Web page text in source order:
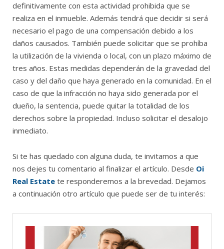
definitivamente con esta actividad prohibida que se
realiza en el inmueble. Además tendrá que decidir si será
necesario el pago de una compensación debido a los
daños causados. También puede solicitar que se prohíba
la utilización de la vivienda o local, con un plazo máximo de
tres años. Estas medidas dependerán de la gravedad del
caso y del daño que haya generado en la comunidad. En el
caso de que la infracción no haya sido generada por el
dueño, la sentencia, puede quitar la totalidad de los
derechos sobre la propiedad. Incluso solicitar el desalojo
inmediato.
Si te has quedado con alguna duda, te invitamos a que
nos dejes tu comentario al finalizar el artículo. Desde Oi
Real Estate te responderemos a la brevedad. Dejamos
a continuación otro artículo que puede ser de tu interés: